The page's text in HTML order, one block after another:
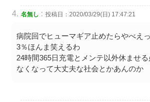
名無し : 投稿日：2020/03/29(日) 17:47:21
病院回でヒューマギア止めたらやべえ
3％ほんま笑えるわ
24時間365日充電とメンテ以外休ませ
なくなって大丈夫な社会とかあんのか